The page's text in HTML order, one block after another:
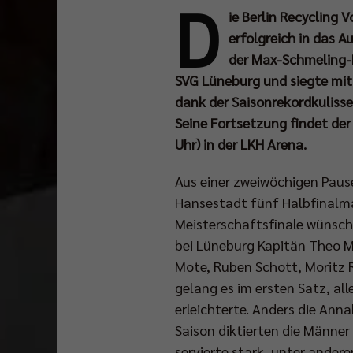
D ie Berlin Recycling
erfolgreich in das
der Max-
SVG Lüneburg und siegte
dank der
Seine Fortsetzung findet
Uhr) in der LKH Arena.
Aus einer zweiwöchigen
Hansestadt fünf
Meisterschaftsfinale
bei Lüneburg Kapitän Theo
Mote, Ruben Schott, Moritz
gelang es im ersten Satz,
erleichterte. Anders die
Saison diktierten die